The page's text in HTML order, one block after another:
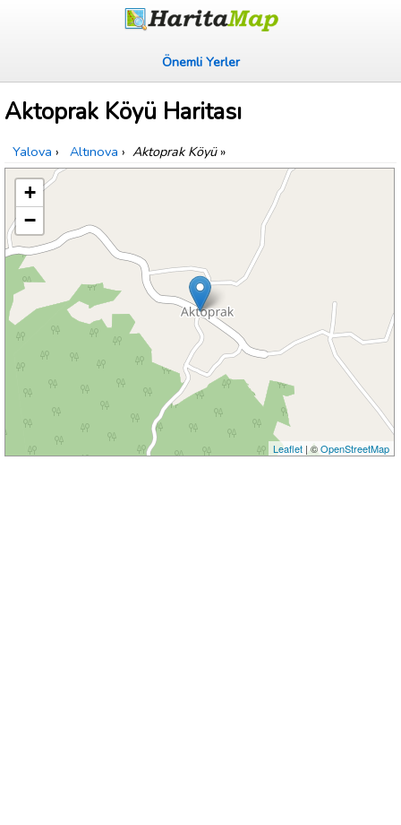
Önemli Yerler
Aktoprak Köyü Haritası
Yalova › Altınova › Aktoprak Köyü»
+
−
Leaflet| ©OpenStreetMap